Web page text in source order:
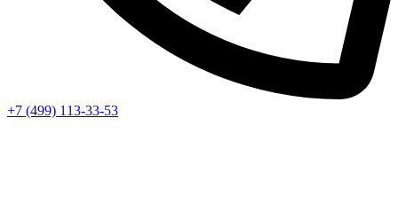
+7 (499) 113-33-53